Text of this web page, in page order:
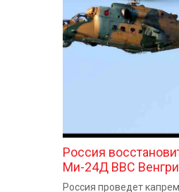
Россия
Ми-24Д ВВС
Россия проведет